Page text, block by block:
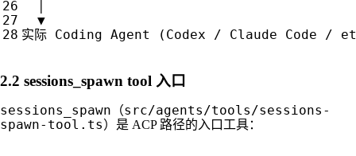
▼
实际 Coding Agent ( Codex / Claude Code /
2.2 sessions_spawn tool 入口
sessions_spawn （src/agents/tools/sessions-
spawn-tool.ts）是 ACP 路径的入口工具：